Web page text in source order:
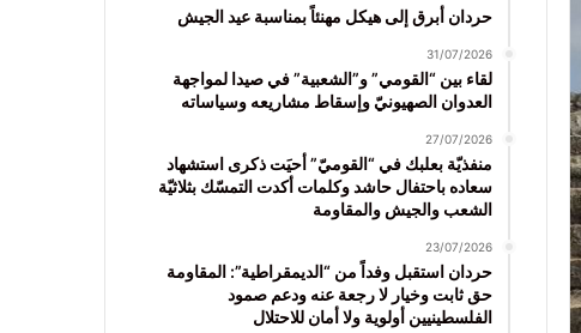
حردان أبرق إلى هيكل مهنئاً بمناسبة عيد الجيش
31/07/2026
لقاء بين “القومي” و”الشعبية” في صيدا لمواجهة
العدوان الصهيونيّ وإسقاط مشاريعه وسياساته
27/07/2026
منفذيّة بعلبك في “القوميّ” أحيَت ذكرى استشهاد
سعاده باحتفال حاشد وكلمات أكدت التمسّك بثلاثيّة
الشعب والجيش والمقاومة
23/07/2026
حردان استقبل وفداً من “الديمقراطية”: المقاومة
حق ثابت وخيار لا رجعة عنه ودعم صمود
الفلسطينيين أولوية ولا أمان للاحتلال